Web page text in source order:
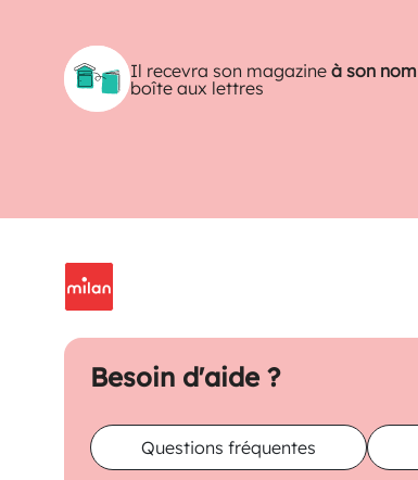
Il recevra son magazineà son nom
boîte aux lettres
Besoin d'aide ?
Questions fréquentes